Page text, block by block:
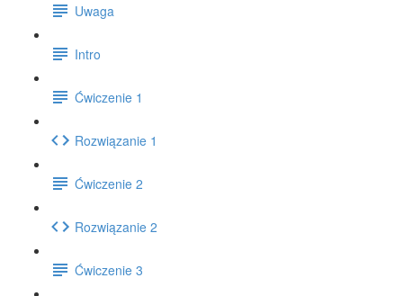
Uwaga
Intro
Ćwiczenie 1
Rozwiązanie 1
Ćwiczenie 2
Rozwiązanie 2
Ćwiczenie 3